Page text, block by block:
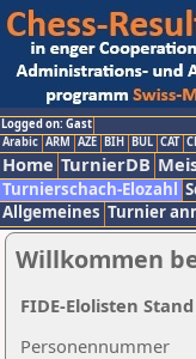
Logged on: Gast
Arabic ARM AZE BIH BUL CAT
Home TurnierDB
Turnierschach-Elozahl
Allgemeines Turnier
Willkommen
Personennummer
FIDE-Elolisten Stand